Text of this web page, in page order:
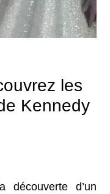
les
Kennedy
d’un